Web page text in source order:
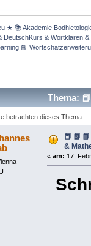
★ 📚 Akademie
DeutschKurs & Wortklären
📘
Thema:
betrachten dieses Thema.
📕 📗
&
«am: 17.